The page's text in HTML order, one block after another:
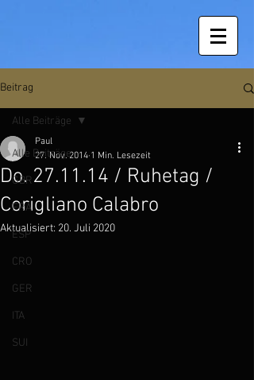
Beitrag
Alle Beiträge
GBR
FRA
ESP
CRO
GER
ITA
SUI
Alle Beiträge
Do. 27.11.14 / Ruhetag /
Corigliano Calabro
Paul
27. Nov. 2014 1 Min. Lesezeit
Aktualisiert: 20. Juli 2020